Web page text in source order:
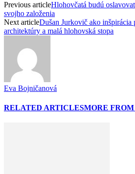
Previous articleHlohovčatá budú
svojho založenia
Next articleDušan Jurkovič ako inšpirácia
architektúry a malá hlohovská stopa
Eva Bojničanová
RELATED ARTICLESMORE